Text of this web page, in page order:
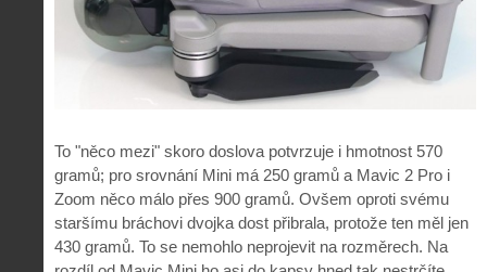
To "něco mezi" skoro doslova potvrzuje i hmotnost 570
gramů; pro srovnání Mini má 250 gramů a Mavic 2 Pro i
Zoom něco málo přes 900 gramů. Ovšem oproti svému
staršímu bráchovi dvojka dost přibrala, protože ten měl jen
430 gramů. To se nemohlo neprojevit na rozměrech. Na